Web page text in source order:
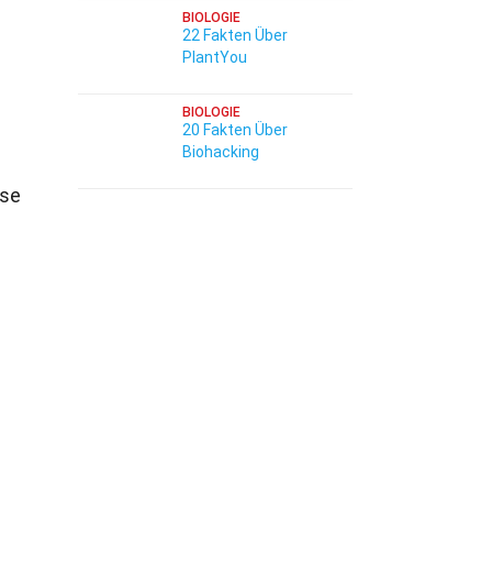
BIOLOGIE
22 Fakten Über
PlantYou
BIOLOGIE
20 Fakten Über
Biohacking